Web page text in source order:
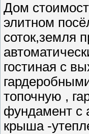
Дом
элитном
соток,земля
гостиная с
топочную ,
фундамент с
крыша -